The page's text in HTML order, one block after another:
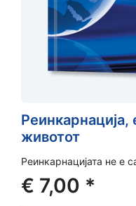
животот
Реинкарнацијата не е
€ 7,00 *